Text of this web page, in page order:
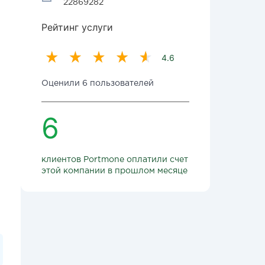
22869282
Рейтинг услуги
4.6
Оценили 6 пользователей
6
клиентов Portmone оплатили счет
этой компании в прошлом месяце